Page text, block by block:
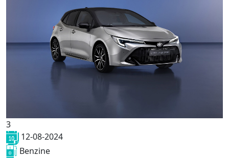
3
12-08-2024
Benzine